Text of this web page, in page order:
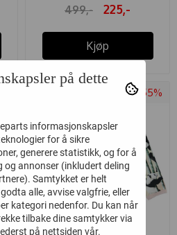
499,- 225,-
Kjøp
-55%
på dette
informasjonskapsler
for å sikre
generere statistikk, og for å
annonser (inkludert deling
Samtykket er helt
alle, avvise valgfrie, eller
kategori nedenfor. Du kan når
tilbake dine samtykker via
på nettsiden vår.